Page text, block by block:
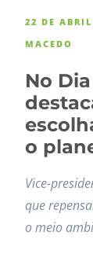
22 DE
MACEDO
No
o
Vice-
que
o meio